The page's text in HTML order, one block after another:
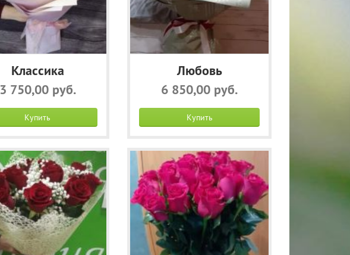
Классика
3 750,00 руб.
Купить
Любовь
6 850,00 руб.
Купить